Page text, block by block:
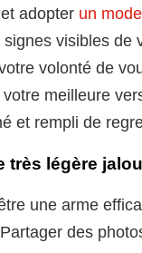
adopter un
visibles de
volonté de
meilleure
et rempli de
très légère
une arme
des